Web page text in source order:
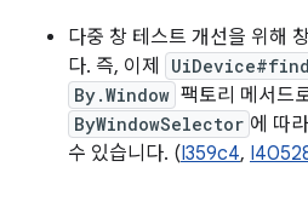
다중 창 테스트 개선을 위해
다. 즉, 이제
By.Window 팩토리 메서드
ByWindowSelector 에 따
수 있습니다. (I359c4,